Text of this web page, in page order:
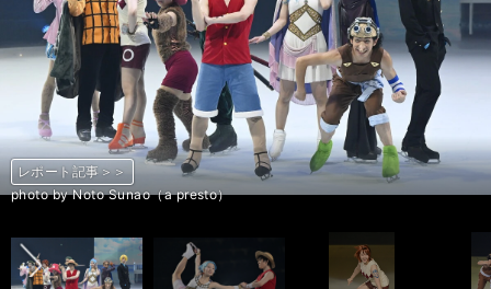
レポート記事＞＞
photo by Noto Sunao（a presto）
レポート記事＞＞
photo by Noto Sunao（a presto）
レポート記事＞＞
photo by Noto Sunao（a presto）
レポート記事＞＞
photo by Noto Sunao（a presto）
レポート記事＞＞
photo by Noto Sunao（a presto）
レポート記事＞＞
photo by Noto Sunao（a presto）
レポート記事＞＞
photo by Noto Sunao（a presto）
レポート記事＞＞
photo by Noto Sunao（a presto）
レポート記事＞＞
photo by Noto Sunao（a presto）
レポート記事＞＞
photo by Noto Sunao（a presto）
レポート記事＞＞
photo by Noto Sunao（a presto）
レポート記事＞＞
photo by Noto Sunao（a presto）
レポート記事＞＞
photo by Noto Sunao（a presto）
レポート記事＞＞
photo by Noto Sunao（a presto）
レポート記事＞＞
photo by Noto Sunao（a presto）
レポート記事＞＞
photo by Noto Sunao（a presto）
レポート記事＞＞
photo by Noto Sunao（a presto）
レポート記事＞＞
photo by Noto Sunao（a presto）
レポート記事＞＞
photo by Noto Sunao（a presto）
前へ